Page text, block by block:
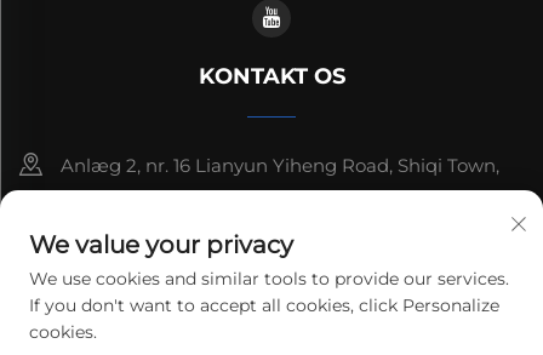
KONTAKT OS
Anlæg 2, nr. 16 Lianyun Yiheng Road, Shiqi Town,
+86-13192436782
[email protected]
We value your privacy
We use cookies and similar tools to provide our services.
If you don't want to accept all cookies, click Personalize
cookies.